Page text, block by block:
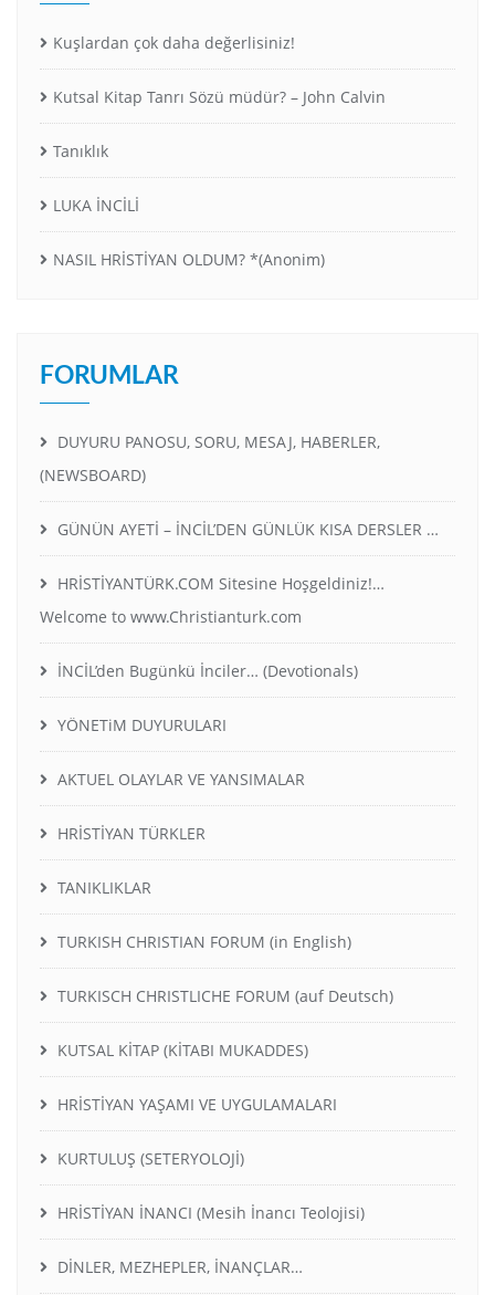
Kuşlardan çok daha değerlisiniz!
Kutsal Kitap Tanrı Sözü müdür? – John Calvin
Tanıklık
LUKA İNCİLİ
NASIL HRİSTİYAN OLDUM? *(Anonim)
FORUMLAR
DUYURU PANOSU, SORU, MESAJ, HABERLER,
(NEWSBOARD)
GÜNÜN AYETİ – İNCİL’DEN GÜNLÜK KISA DERSLER …
HRİSTİYANTÜRK.COM Sitesine Hoşgeldiniz!…
Welcome to www.Christianturk.com
İNCİL’den Bugünkü İnciler… (Devotionals)
YÖNETiM DUYURULARI
AKTUEL OLAYLAR VE YANSIMALAR
HRİSTİYAN TÜRKLER
TANIKLIKLAR
TURKISH CHRISTIAN FORUM (in English)
TURKISCH CHRISTLICHE FORUM (auf Deutsch)
KUTSAL KİTAP (KİTABI MUKADDES)
HRİSTİYAN YAŞAMI VE UYGULAMALARI
KURTULUŞ (SETERYOLOJİ)
HRİSTİYAN İNANCI (Mesih İnancı Teolojisi)
DİNLER, MEZHEPLER, İNANÇLAR…